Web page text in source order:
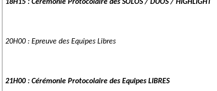
18H15 : Cérémonie Protocolaire des SOLOS / DUOS / HIGHLIGHT
20H00 : Epreuve des Equipes Libres
21H00 : Cérémonie Protocolaire des Equipes LIBRES